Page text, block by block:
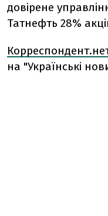
довірене
Татнефть 28%
на "Українські